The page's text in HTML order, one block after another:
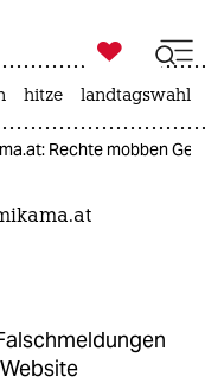

taz zahl ich
hitze landtagswahl
Rechte mobben